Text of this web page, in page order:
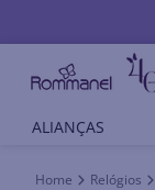
ALIANÇAS
Relógios